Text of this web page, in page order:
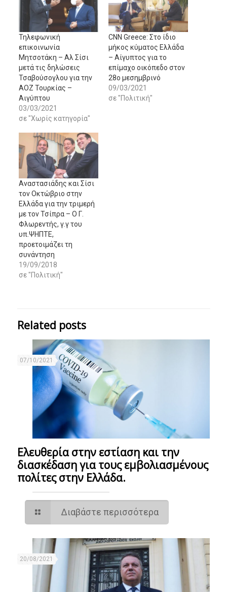
Τηλεφωνική
επικοινωνία
Μητσοτάκη – Αλ Σίσι
μετά τις δηλώσεις
Τσαβούσογλου για την
ΑΟΖ Τουρκίας –
Αιγύπτου
03/03/2021
σε "Χωρίς κατηγορία"
CNN Greece: Στο ίδιο
μήκος κύματος Ελλάδα
– Αίγυπτος για το
επίμαχο οικόπεδο στον
28ο μεσημβρινό
09/03/2021
σε "Πολιτική"
Αναστασιάδης και Σίσι
τον Οκτώβριο στην
Ελλάδα για την τριμερή
με τον Τσίπρα – Ο Γ.
Φλωρεντής, γ.γ του
υπ.ΨΗΠΤΕ,
προετοιμάζει τη
συνάντηση
19/09/2018
σε "Πολιτική"
Related posts
07/10/2021
Ελευθερία στην εστίαση και την
διασκέδαση για τους εμβολιασμένους
πολίτες στην Ελλάδα.
Διαβάστε περισσότερα
20/08/2021